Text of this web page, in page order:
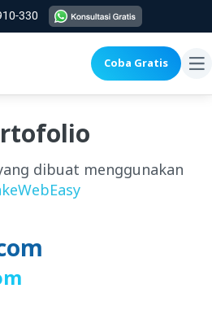
330
Coba Gratis
dibuat menggunakan